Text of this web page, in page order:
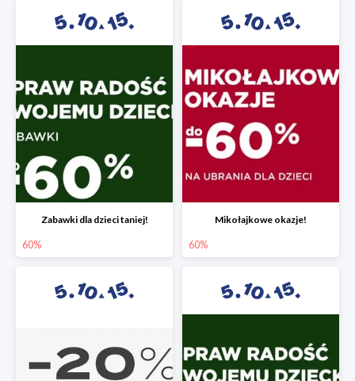
Zabawki dla dzieci taniej!
60%
Mikołajkowe okazje!
60%